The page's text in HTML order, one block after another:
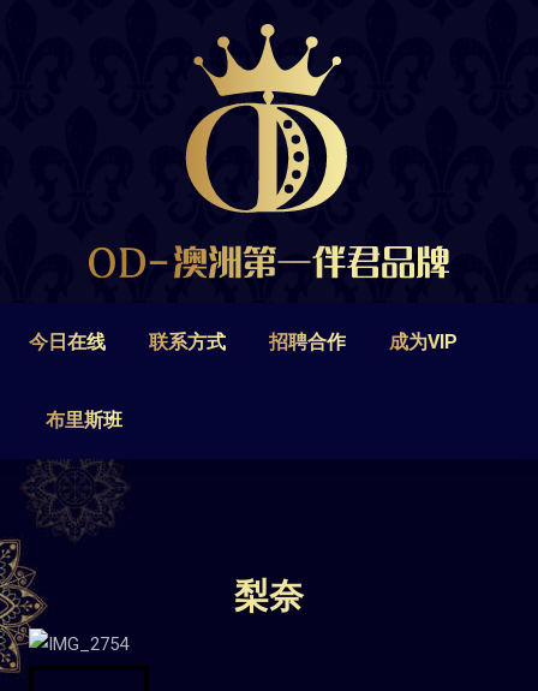
今日在线 联系方式 招聘合作 成为VIP
布里斯班
梨奈
联系方式 招聘合作
布里斯班